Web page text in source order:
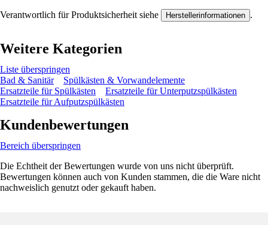
Verantwortlich für Produktsicherheit siehe Herstellerinformationen .
Weitere Kategorien
Liste überspringen
Bad & Sanitär
Spülkästen & Vorwandelemente
Ersatzteile für Spülkästen
Ersatzteile für Unterputzspülkästen
Ersatzteile für Aufputzspülkästen
Kundenbewertungen
Bereich überspringen
Die Echtheit der Bewertungen wurde von uns nicht überprüft.
Bewertungen können auch von Kunden stammen, die die Ware nicht
nachweislich genutzt oder gekauft haben.